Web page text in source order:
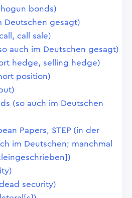
bonds)
Deutschen gesagt)
call sale)
auch im Deutschen gesagt)
hedge, selling hedge)
position)
(so auch im Deutschen
Papers, STEP (in der
im Deutschen; manchmal
security)